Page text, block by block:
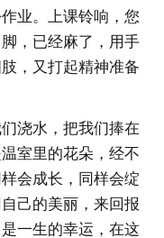
业。上课铃响，您
，已经麻了，用手
，又打起精神准备
浇水，把我们捧在
室里的花朵，经不
会成长，同样会绽
己的美丽，来回报
一生的幸运，在这